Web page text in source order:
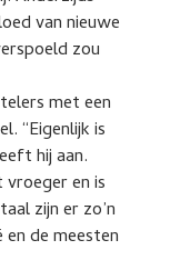
van nieuwe
zou
met een
“Eigenlijk is
hij aan.
en is
zijn er zo’n
de meesten